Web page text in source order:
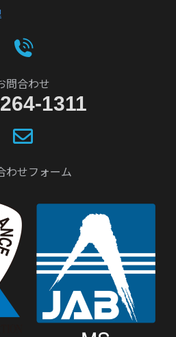
問合わせ
1311
わせフォーム